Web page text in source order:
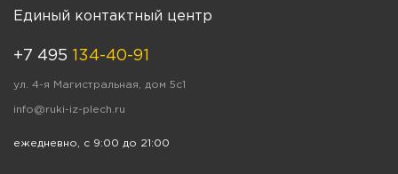
Единый контактный центр
+7 495 134-40-91
ул. 4-я Магистральная, дом 5с1
info@ruki-iz-plech.ru
ежедневно, с 9:00 до 21:00